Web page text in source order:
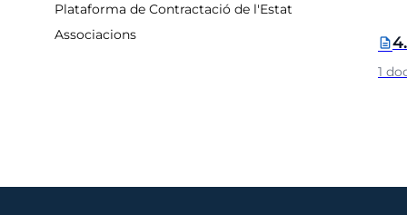
Plataforma de Contractació de l'Estat
Associacions
description
1